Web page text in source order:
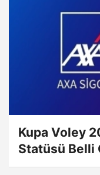
Kupa Voley
Statüsü Belli